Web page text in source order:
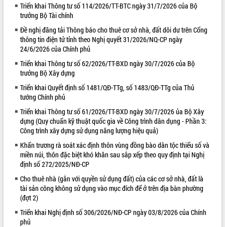
Lễ truy tặng danh hiệu “Bà Mẹ Việt
Nam Anh hùng” và trao Huân chương
Lao động
UBND tỉnh Đắk Lắk triển khai nhiệm
vụ 6 tháng cuối năm 2026
Kỳ họp thứ Hai, Hội đồng nhân dân
tỉnh khóa XI quyết nghị nhiều nội dung
quan trọng
Bí thư Tỉnh ủy Lương Nguyễn Minh
Triết thăm, tặng quà người có công với
cách mạng
Rà soát, hoàn thiện hệ thống thiết chế
văn hóa, thể thao đáp ứng yêu cầu
phát triển mới
Thường trực HĐND tỉnh Đắk Lắk gặp
mặt Đoàn chuyên gia y tế TP. Hồ Chí
Minh
Lễ truy điệu và an táng hài cốt liệt sĩ
tại Nghĩa trang Liệt sĩ xã Sơn Hòa
Bàn giải pháp tháo gỡ khó khăn trong
ALBUM ẢNH
LIÊN KẾT WEB
Triển khai Thông tư số 114/2026/TT-BTC ngày 31/7/2026 của Bộ
trưởng Bộ Tài chính
Đề nghị đăng tải Thông báo cho thuê cơ sở nhà, đất dôi dư trên Cổng
thông tin điện tử tỉnh theo Nghị quyết 31/2026/NQ-CP ngày
24/6/2026 của Chính phủ
Triển khai Thông tư số 62/2026/TT-BXD ngày 30/7/2026 của Bộ
trưởng Bộ Xây dựng
Triển khai Quyết định số 1481/QĐ-TTg, số 1483/QĐ-TTg của Thủ
tướng Chính phủ
Triển khai Thông tư số 61/2026/TT-BXD ngày 30/7/2026 ủa Bộ Xây
dựng (Quy chuẩn kỹ thuật quốc gia về Công trình dân dụng - Phần 3:
Công trình xây dựng sử dụng năng lượng hiệu quả)
Khẩn trương rà soát xác định thôn vùng đồng bào dân tộc thiểu số và
miền núi, thôn đặc biệt khó khăn sau sắp xếp theo quy định tại Nghị
định số 272/2025/NĐ-CP
Cho thuê nhà (gắn với quyền sử dụng đất) của các cơ sở nhà, đất là
tài sản công không sử dụng vào mục đích để ở trên địa bàn phường
(đợt 2)
Triển khai Nghị định số 306/2026/NĐ-CP ngày 03/8/2026 của Chính
phủ